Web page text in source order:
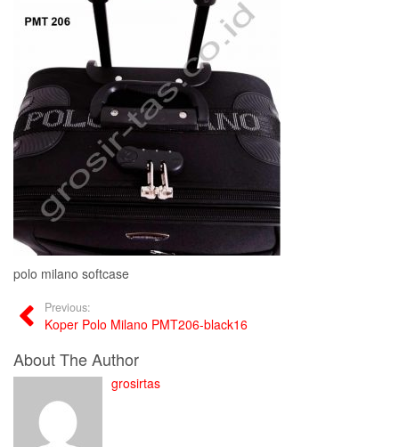
polo milano softcase
Previous:
Koper Polo Milano PMT206-black16
About The Author
grosirtas